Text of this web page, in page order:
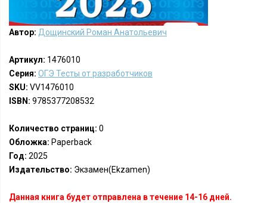
Автор: Дощинский Роман Анатольевич
Артикул: 1476010
Серия: ОГЭ Тесты от разработчиков
SKU: VV1476010
ISBN: 9785377208532
Количество страниц: 0
Обложка: Paperback
Год: 2025
Издательство: Экзамен(Ekzamen)
Данная книга будет отправлена в течение 14-16 дней.